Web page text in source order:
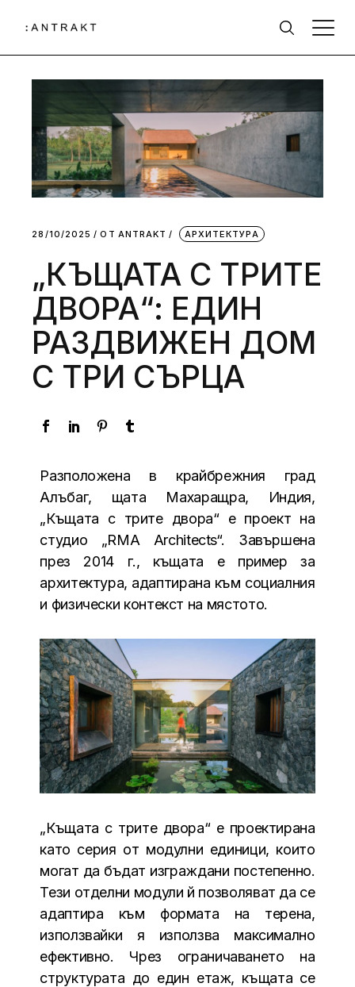
28/10/2025 ОТ АNTRAKT АРХИТЕКТУРА
„КЪЩАТА С ТРИТЕ
ДВОРА“: ЕДИН
РАЗДВИЖЕН ДОМ
С ТРИ СЪРЦА
Разположена в крайбрежния град
Алъбаг, щата Махаращра, Индия,
„Къщата с трите двора“ е проект на
студио „RMA Architects“. Завършена
през 2014 г., къщата е пример за
архитектура, адаптирана към социалния
и физически контекст на мястото.
„Къщата с трите двора“ е проектирана
като серия от модулни единици, които
могат да бъдат изграждани постепенно.
Тези отделни модули й позволяват да се
адаптира към формата на терена,
използвайки я използва максимално
ефективно. Чрез ограничаването на
структурата до един етаж, къщата се